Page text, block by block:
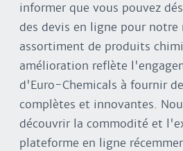
informer que vous pouvez
des devis en ligne pour notre
assortiment de produits
amélioration reflète
d'Euro-Chemicals à fournir
complètes et innovantes.
découvrir la commodité et
plateforme en ligne